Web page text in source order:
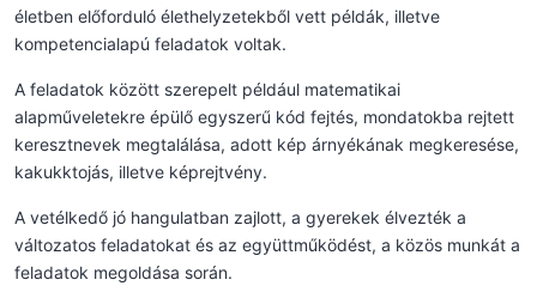
életben előforduló élethelyzetekből vett példák, illetve
kompetencialapú feladatok voltak.
A feladatok között szerepelt például matematikai
alapműveletekre épülő egyszerű kód fejtés, mondatokba rejtett
keresztnevek megtalálása, adott kép árnyékának megkeresése,
kakukktojás, illetve képrejtvény.
A vetélkedő jó hangulatban zajlott, a gyerekek élvezték a
változatos feladatokat és az együttműködést, a közös munkát a
feladatok megoldása során.